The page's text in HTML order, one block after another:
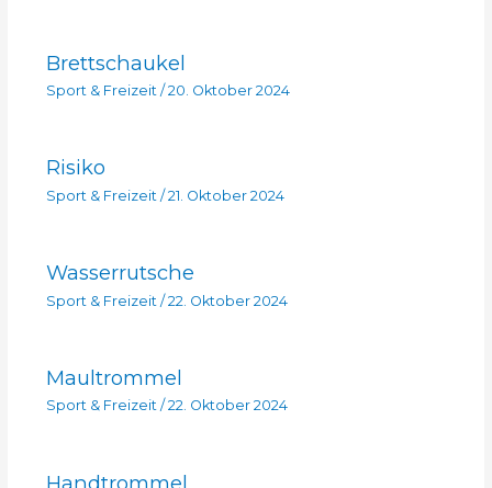
Brettschaukel
Sport & Freizeit / 20. Oktober 2024
Risiko
Sport & Freizeit / 21. Oktober 2024
Wasserrutsche
Sport & Freizeit /22. Oktober 2024
Maultrommel
Sport & Freizeit/ 22. Oktober 2024
Handtrommel